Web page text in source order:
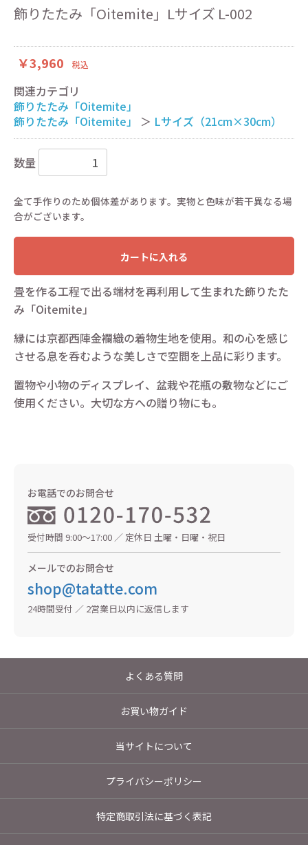
飾りたたみ「Oitemite」Lサイズ L-002
￥3,960 税込
関連カテゴリ
飾りたたみ「Oitemite」
飾りたたみ「Oitemite」
＞ Lサイズ（21cm×30cm）
数量
全て手作りのため個体差があります。実物と色味が若干異なる場
合がございます。
カートに入れる
畳を作る工程で出る端材を再利用して生まれた飾りたた
み「Oitemite」
縁には京都西陣金襴織の着物生地を使用。和の心を感じ
させる息を呑むような美しさで空間を上品に彩ります。
置物や小物のディスプレイ、盆栽や花瓶の敷物などにご
使用ください。大切な方への贈り物にも。
お電話でのお問合せ
受付時間 9:00〜17:00 ／ 定休日 土曜・日曜・祝日
メールでのお問合せ
shop@tatatte.com
24時間受付 ／ 2営業日以内に返信します
よくある質問
お買い物ガイド
当サイトについて
プライバシーポリシー
特定商取引法に基づく表記